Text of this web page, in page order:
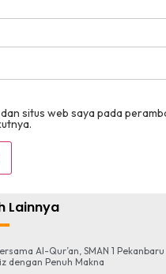
situs web saya pada
Lainnya
Al-Qur’an, SMAN 1
dengan Penuh Makna